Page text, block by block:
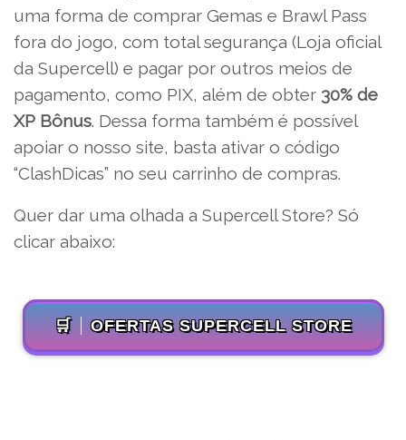
uma forma de comprar Gemas e Brawl Pass
fora do jogo, com total segurança (Loja oficial
da Supercell) e pagar por outros meios de
pagamento, como PIX, além de obter 30% de
XP Bônus. Dessa forma também é possível
apoiar o nosso site, basta ativar o código
“ClashDicas” no seu carrinho de compras.
Quer dar uma olhada a Supercell Store? Só
clicar abaixo:
🛒 OFERTAS SUPERCELL STORE